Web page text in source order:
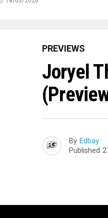
PREVIEWS
Joryel
By Edbay
Published